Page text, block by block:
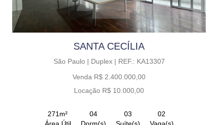
SANTA CECÍLIA
São Paulo | Duplex | REF.: KA13307
Venda R$ 2.400.000,00
Locação R$ 10.000,00
271m²
04
03
02